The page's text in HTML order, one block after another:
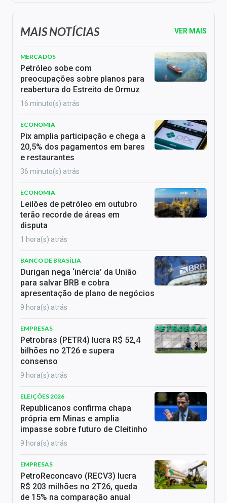
MAIS NOTÍCIAS VER MAIS
MERCADOS
Petróleo sobe com
preocupações sobre planos para
reabertura do Estreito de Ormuz
16 minuto(s) atrás
ECONOMIA
Pix amplia participação e chega a
20,5% dos pagamentos em bares
e restaurantes
36 minuto(s) atrás
ECONOMIA
Leilões de petróleo em outubro
terão recorde de áreas em
disputa
1 hora(s) atrás
BANCO DE BRASÍLIA
Durigan nega ‘inércia’ da União
para salvar BRB e cobra
apresentação de plano de negócios
9 hora(s) atrás
EMPRESAS
Petrobras (PETR4) lucra R$ 52,4
bilhões no 2T26 e supera
consenso
9 hora(s) atrás
ELEIÇÕES 2026
Republicanos confirma chapa
própria em Minas e amplia
impasse sobre futuro de Cleitinho
9 hora(s) atrás
EMPRESAS
PetroReconcavo (RECV3) lucra
R$ 203 milhões no 2T26, queda
de 15% na comparação anual